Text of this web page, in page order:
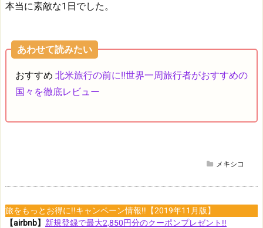
本当に素敵な1日でした。
あわせて読みたい
おすすめ 北米旅行の前に!!世界一周旅行者がおすすめの
国々を徹底レビュー
メキシコ
旅をもっとお得に!!キャンペーン情報!!【2019年11月版】
【airbnb】 新規登録で最大2,850円分のクーポンプレゼント!!